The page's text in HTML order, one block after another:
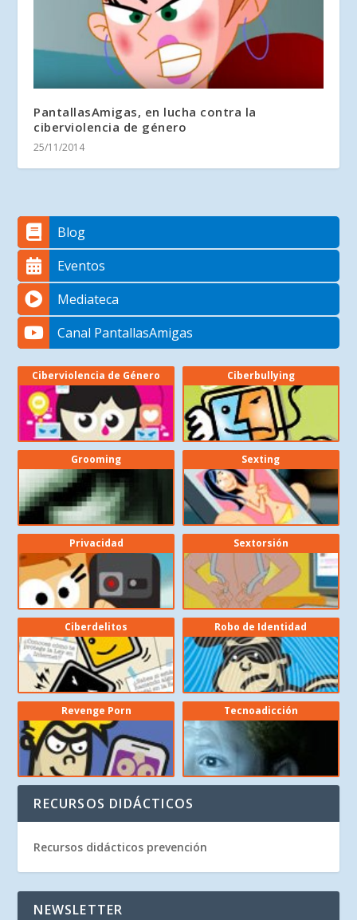
PantallasAmigas, en lucha contra la
ciberviolencia de género
25/11/2014
Blog
Eventos
Mediateca
Canal PantallasAmigas
Ciberviolencia de Género Ciberbullying
Grooming Sexting
Privacidad Sextorsión
Ciberdelitos Robo de Identidad
Revenge Porn Tecnoadicción
RECURSOS DIDÁCTICOS
Recursos didácticos prevención
NEWSLETTER